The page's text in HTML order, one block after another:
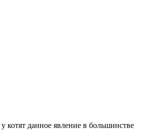
котят данное явление в большинстве